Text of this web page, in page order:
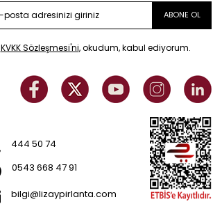
ABONE OL
KVKK Sözleşmesi'ni, okudum, kabul ediyorum.
444 50 74
0543 668 47 91
bilgi@lizaypirlanta.com